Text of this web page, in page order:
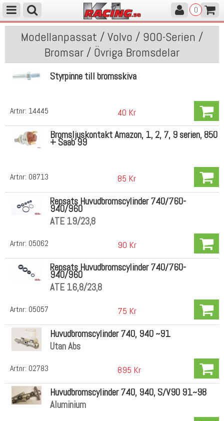
0
Modellanpassat / Volvo / 900-Serien /
Bromsar / Övriga Bromsdelar
Artnr: 14445
Styrpinne till bromsskiva
40 Kr
Artnr: 08713
Bromsljuskontakt Amazon, 1, 2, 7, 9 serien, 850
+ Saab 99
85 Kr
Artnr: 05062
Repsats Huvudbromscylinder 740/760-
940/960
ATE 19/23,8
90 Kr
Artnr: 05057
Repsats Huvudbromscylinder 740/760-
940/960
ATE 16,8/23,8
75 Kr
Artnr: 02783
Huvudbromscylinder 740, 940 ~91
Utan Abs
895 Kr
Huvudbromscylinder 740, 940, S/V90 91~98
Aluminium